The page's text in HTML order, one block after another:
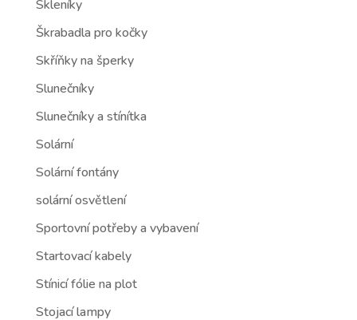
Skleníky
Škrabadla pro kočky
Skříňky na šperky
Slunečníky
Slunečníky a stínítka
Solární
Solární fontány
solární osvětlení
Sportovní potřeby a vybavení
Startovací kabely
Stínicí fólie na plot
Stojací lampy